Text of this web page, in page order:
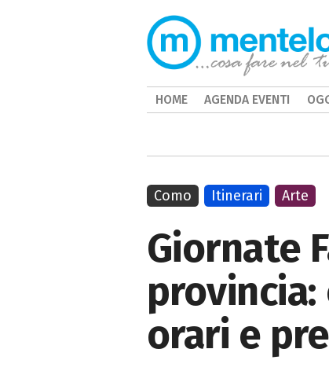
Giornate
orari e
Como Itinerari Arte
HOME AGENDA EVENTI